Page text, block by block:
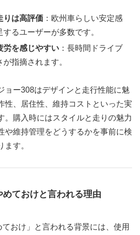
りは高評価 ：欧州車らしい安定感
るユーザーが多数です。
労を感じやすい ：長時間ドライブ
指摘されます。
ョー308はデザインと走行性能に魅
性、居住性、維持コストといった実
。購入時にはスタイルと走りの魅力
や維持管理をどうするかを事前に検
す。
ておけと言われる理由
ておけ」と言われる背景には、使用